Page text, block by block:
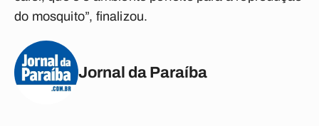
do mosquito”, finalizou.
Jornal da Paraíba